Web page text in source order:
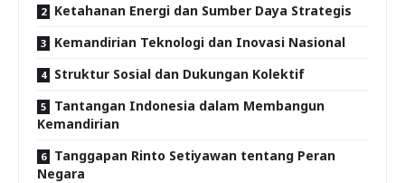
Ketahanan Energi dan Sumber Daya Strategis
Kemandirian Teknologi dan Inovasi Nasional
Struktur Sosial dan Dukungan Kolektif
Tantangan Indonesia dalam Membangun
Kemandirian
Tanggapan Rinto Setiyawan tentang Peran
Negara